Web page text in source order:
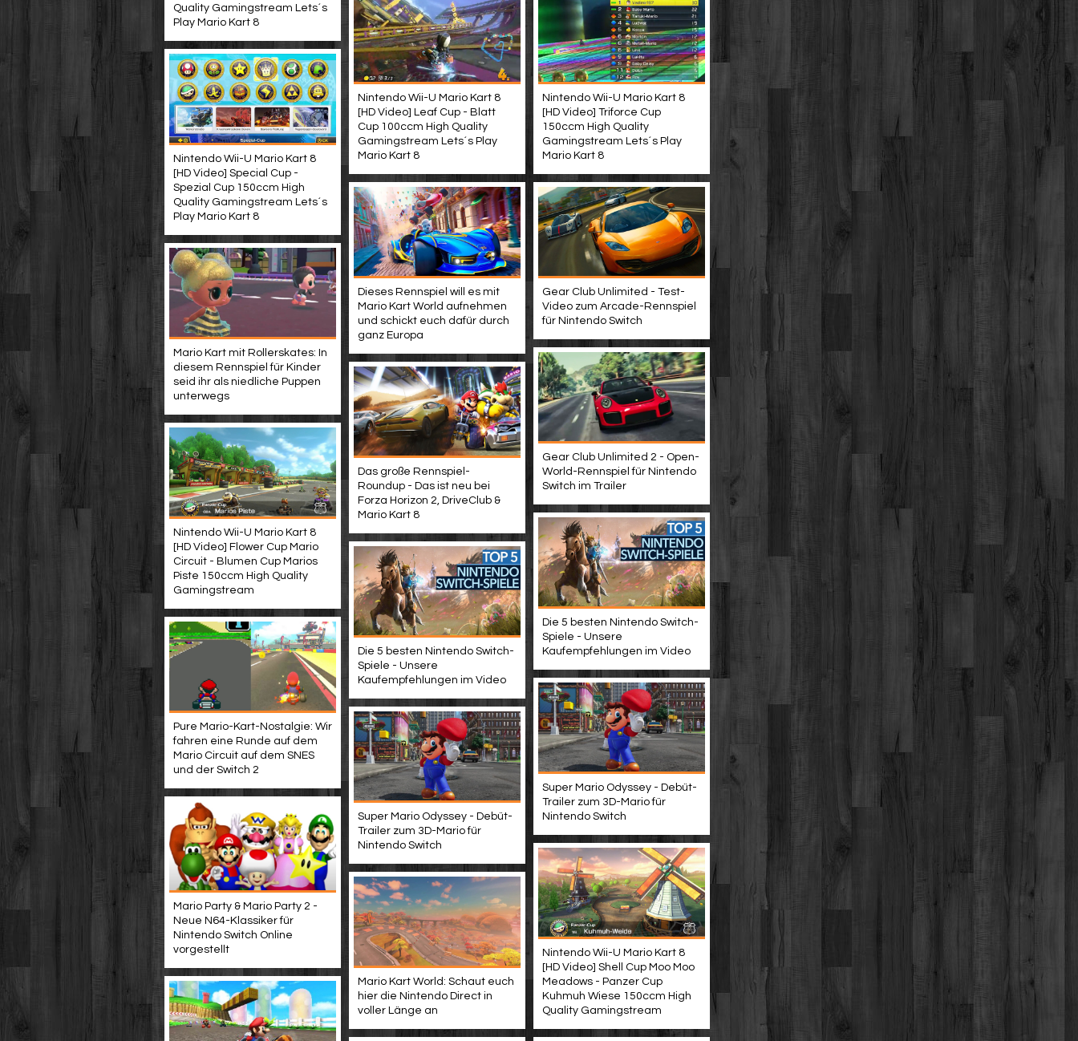
Quality Gamingstream Lets´s
Play Mario Kart 8
Nintendo Wii-U Mario Kart 8
[HD Video] Leaf Cup - Blatt
Cup 100ccm High Quality
Gamingstream Lets´s Play
Mario Kart 8
Nintendo Wii-U Mario Kart 8
[HD Video] Triforce Cup
150ccm High Quality
Gamingstream Lets´s Play
Mario Kart 8
Nintendo Wii-U Mario Kart 8
[HD Video] Special Cup -
Spezial Cup 150ccm High
Quality Gamingstream Lets´s
Play Mario Kart 8
Dieses Rennspiel will es mit
Mario Kart World aufnehmen
und schickt euch dafür durch
ganz Europa
Gear Club Unlimited - Test-
Video zum Arcade-Rennspiel
für Nintendo Switch
Mario Kart mit Rollerskates: In
diesem Rennspiel für Kinder
seid ihr als niedliche Puppen
unterwegs
Gear Club Unlimited 2 - Open-
World-Rennspiel für Nintendo
Switch im Trailer
Das große Rennspiel-
Roundup - Das ist neu bei
Forza Horizon 2, DriveClub &
Mario Kart 8
Nintendo Wii-U Mario Kart 8
[HD Video] Flower Cup Mario
Circuit - Blumen Cup Marios
Piste 150ccm High Quality
Gamingstream
Die 5 besten Nintendo Switch-
Spiele - Unsere
Kaufempfehlungen im Video
Die 5 besten Nintendo Switch-
Spiele - Unsere
Kaufempfehlungen im Video
Pure Mario-Kart-Nostalgie: Wir
fahren eine Runde auf dem
Mario Circuit auf dem SNES
und der Switch 2
Super Mario Odyssey - Debüt-
Trailer zum 3D-Mario für
Nintendo Switch
Super Mario Odyssey - Debüt-
Trailer zum 3D-Mario für
Nintendo Switch
Mario Party & Mario Party 2 -
Neue N64-Klassiker für
Nintendo Switch Online
vorgestellt
Nintendo Wii-U Mario Kart 8
[HD Video] Shell Cup Moo Moo
Meadows - Panzer Cup
Kuhmuh Wiese 150ccm High
Quality Gamingstream
Mario Kart World: Schaut euch
hier die Nintendo Direct in
voller Länge an